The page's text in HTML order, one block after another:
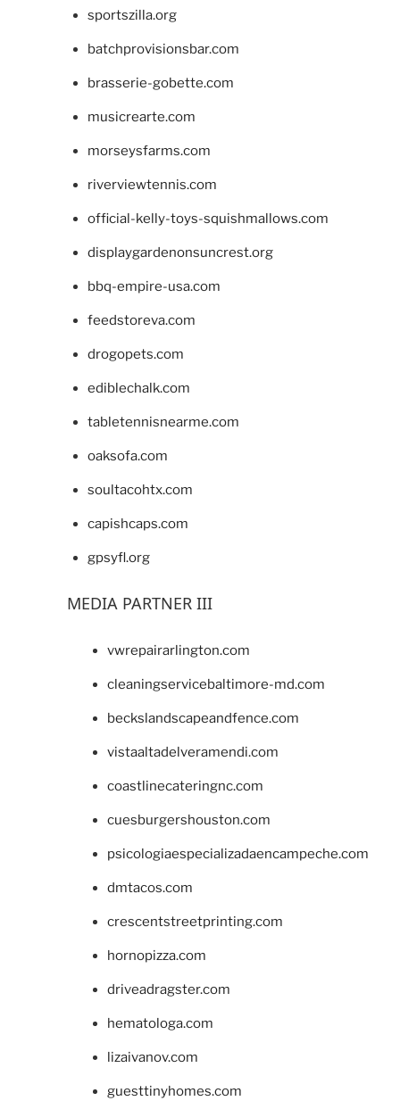
sportszilla.org
batchprovisionsbar.com
brasserie-gobette.com
musicrearte.com
morseysfarms.com
riverviewtennis.com
official-kelly-toys-squishmallows.com
displaygardenonsuncrest.org
bbq-empire-usa.com
feedstoreva.com
drogopets.com
ediblechalk.com
tabletennisnearme.com
oaksofa.com
soultacohtx.com
capishcaps.com
gpsyfl.org
MEDIA PARTNER III
vwrepairarlington.com
cleaningservicebaltimore-md.com
beckslandscapeandfence.com
vistaaltadelveramendi.com
coastlinecateringnc.com
cuesburgershouston.com
psicologiaespecializadaencampeche.com
dmtacos.com
crescentstreetprinting.com
hornopizza.com
driveadragster.com
hematologa.com
lizaivanov.com
guesttinyhomes.com